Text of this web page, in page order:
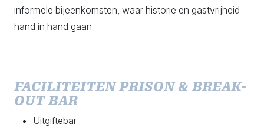
informele bijeenkomsten, waar historie en gastvrijheid
hand in hand gaan.
FACILITEITEN PRISON & BREAK-
OUT BAR
Uitgiftebar